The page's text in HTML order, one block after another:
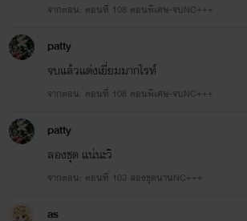
จากตอน: ตอนที่ 108 ตอนพิเศษ-จบNC+++
patty
จบแล้วแต่งเยี่ยมมากไรท์
จากตอน: ตอนที่ 108 ตอนพิเศษ-จบNC+++
patty
ลองชุด แน่นะวิ
จากตอน: ตอนที่ 103 ลองชุดนานNC+++
as